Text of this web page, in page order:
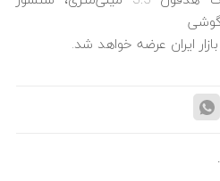
ایران عرضه خواهد شد.
.